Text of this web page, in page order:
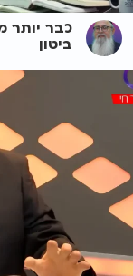
כבר יותר
ביטון